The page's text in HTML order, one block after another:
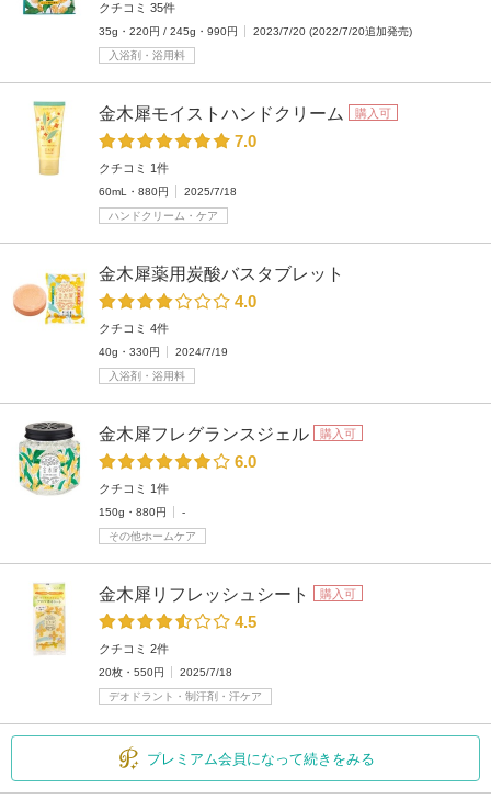
クチコミ 35件
35g・220円 / 245g・990円
2023/7/20 (2022/7/20追加発売)
入浴剤・浴用料
金木犀モイストハンドクリーム 購入可
7.0
クチコミ 1件
60mL・880円
2025/7/18
ハンドクリーム・ケア
金木犀薬用炭酸バスタブレット
4.0
クチコミ 4件
40g・330円
2024/7/19
入浴剤・浴用料
金木犀フレグランスジェル 購入可
6.0
クチコミ 1件
150g・880円
-
その他ホームケア
金木犀リフレッシュシート 購入可
4.5
クチコミ 2件
20枚・550円
2025/7/18
デオドラント・制汗剤・汗ケア
プレミアム会員になって続きをみる